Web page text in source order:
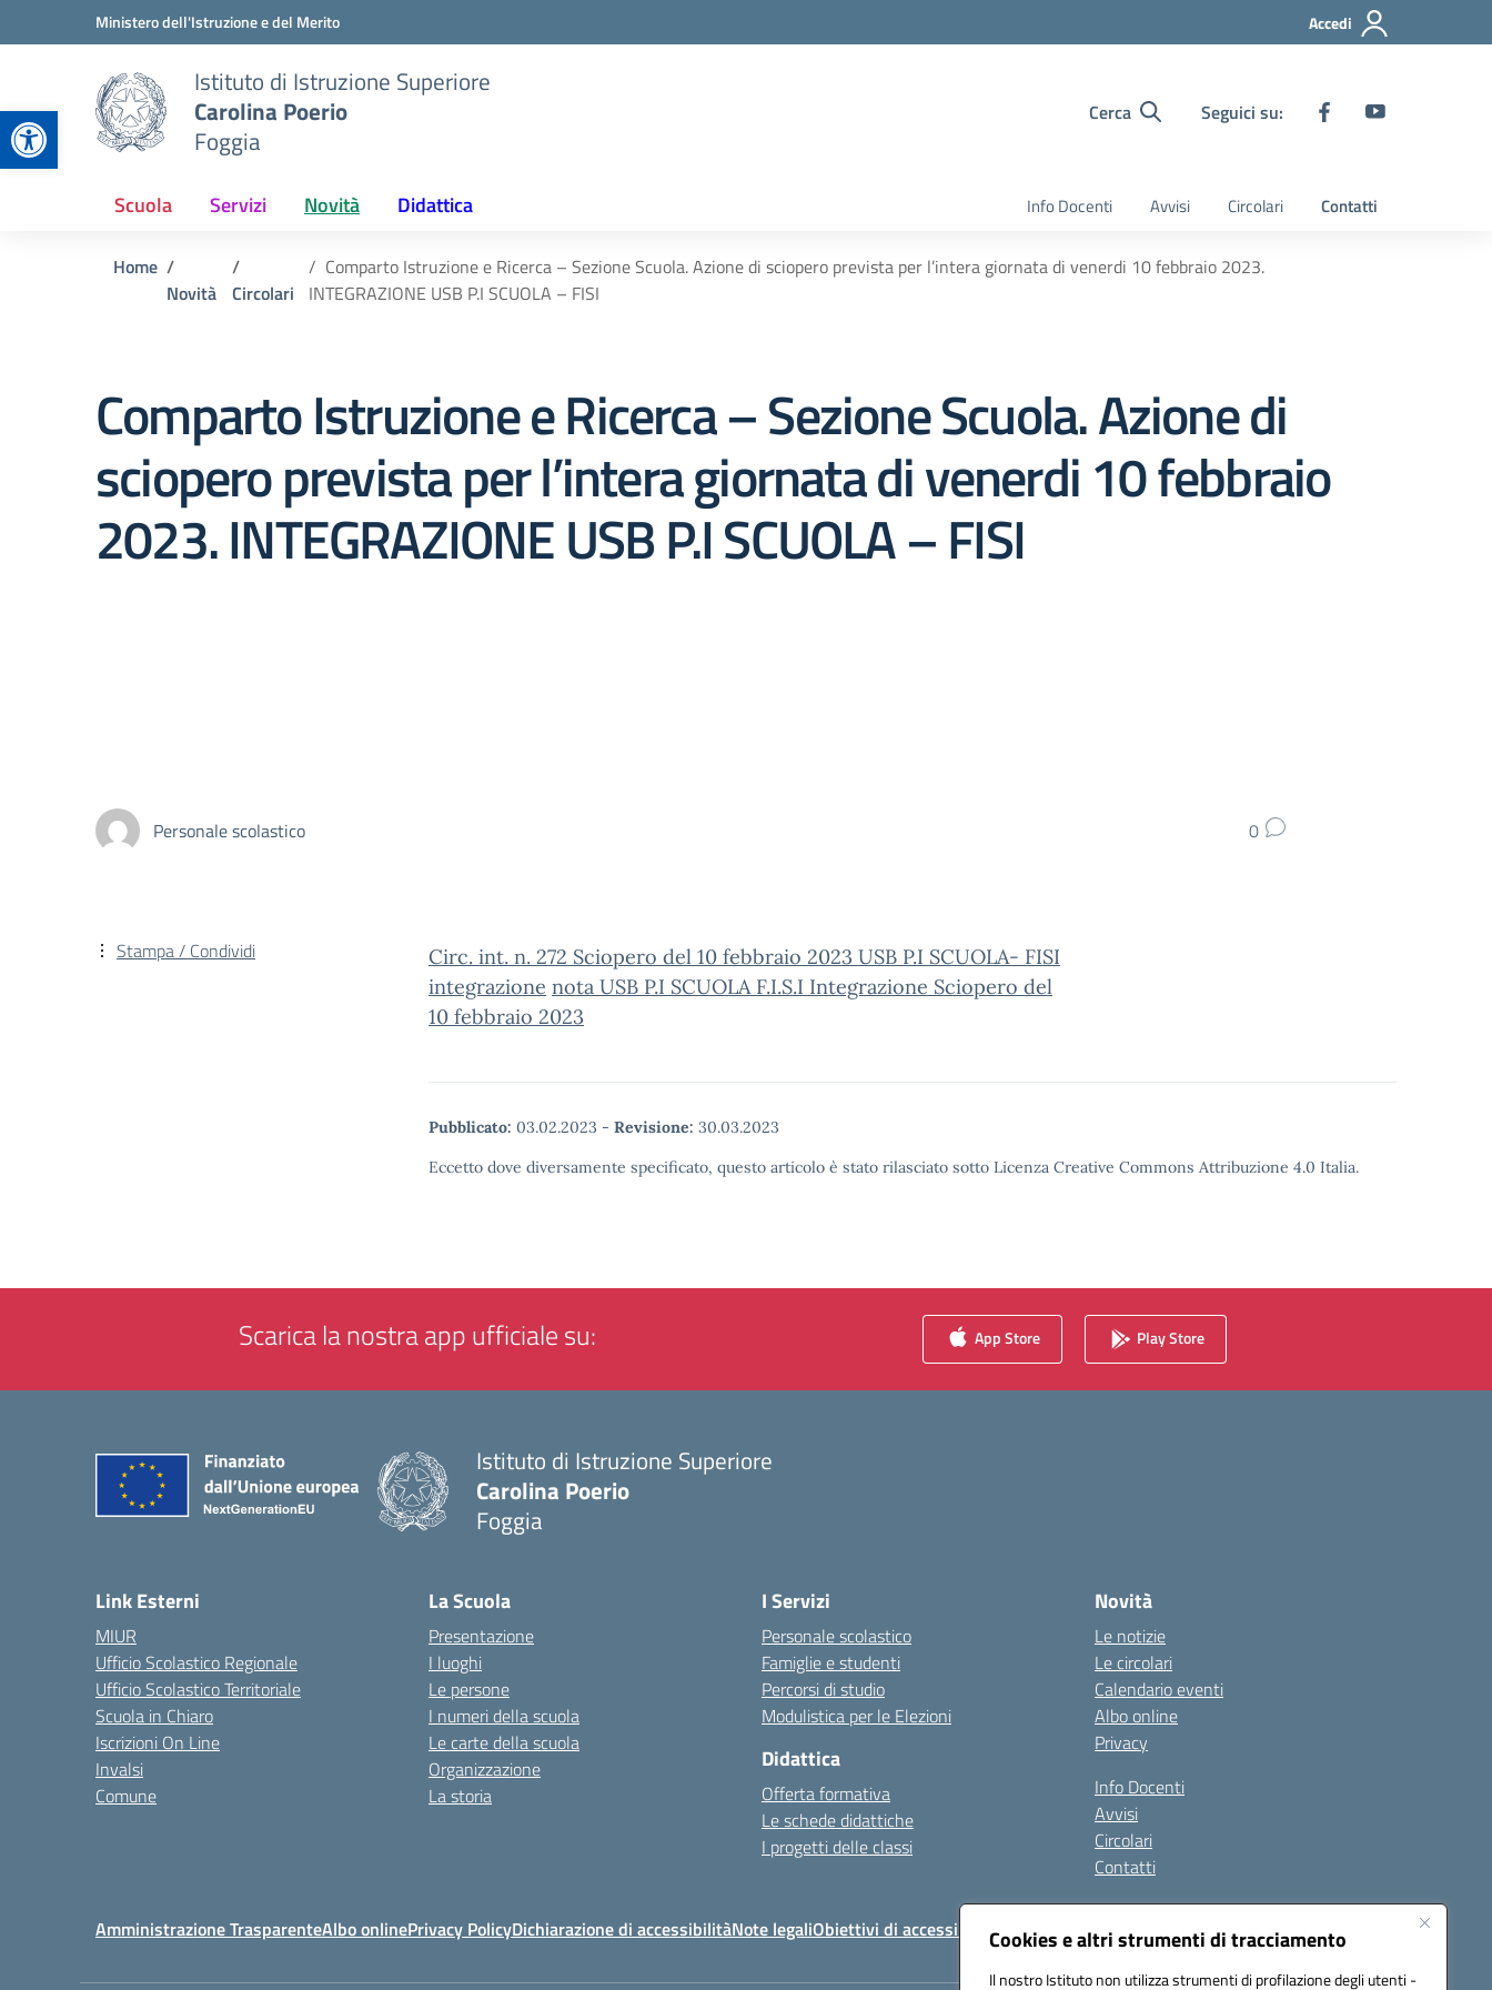
Apri la barra degli strumenti
Cookies e altri strumenti di tracciamento
Il nostro Istituto non utilizza strumenti di profilazione degli utenti -
Vai ai contenuti
Vai al menu di navigazioneMinistero dell'Istruzione e del Merito Accedi
Istituto di Istruzione Superiore
Carolina Poerio
Foggia
Cerca Seguici su:
Scuola Servizi Novità Didattica Info Docenti Avvisi Circolari Contatti
Home
Novità Circolari
Comparto Istruzione e Ricerca – Sezione Scuola. Azione di sciopero prevista per l’intera giornata di venerdi 10 febbraio 2023.
INTEGRAZIONE USB P.I SCUOLA – FISI
Comparto Istruzione e Ricerca – Sezione Scuola. Azione di
sciopero prevista per l’intera giornata di venerdi 10 febbraio
2023. INTEGRAZIONE USB P.I SCUOLA – FISI
Personale scolastico 0
Circ. int. n. 272 Sciopero del 10 febbraio 2023 USB P.I SCUOLA- FISI
integrazione nota USB P.I SCUOLA F.I.S.I Integrazione Sciopero del
10 febbraio 2023
Pubblicato: 03.02.2023 - Revisione: 30.03.2023
Eccetto dove diversamente specificato, questo articolo è stato rilasciato sotto Licenza Creative Commons Attribuzione 4.0 Italia.
Stampa / Condividi
Scarica la nostra app ufficiale su: App Store Play Store
Istituto di Istruzione Superiore
Carolina Poerio
Foggia
Link Esterni
MIUR
Ufficio Scolastico Regionale
Ufficio Scolastico Territoriale
Scuola in Chiaro
Iscrizioni On Line
Invalsi
Comune
La Scuola
Presentazione
I luoghi
Le persone
I numeri della scuola
Le carte della scuola
Organizzazione
La storia
I Servizi
Personale scolastico
Famiglie e studenti
Percorsi di studio
Modulistica per le Elezioni
Didattica
Offerta formativa
Le schede didattiche
I progetti delle classi
Novità
Le notizie
Le circolari
Calendario eventi
Albo online
Privacy
Info Docenti
Avvisi
Circolari
Contatti
Amministrazione TrasparenteAlbo onlinePrivacy PolicyDichiarazione di accessibilitàNote legaliObiettivi di accessibilità Seguici su: